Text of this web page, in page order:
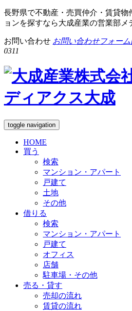
長野県で不動産・売買仲介・賃貸物
ョンを探すなら大成産業の営業部メ
お問い合わせ お問い合わせフォー
0311
toggle navigation
HOME
買う
検索
マンション・アパート
戸建て
土地
その他
借りる
検索
マンション・アパート
戸建て
オフィス
店舗
駐車場・その他
売る・貸す
売却の流れ
賃貸の流れ